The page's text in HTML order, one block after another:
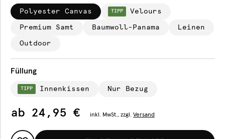
Polyester Canvas TIPP Velours
Premium Samt Baumwoll-Panama Leinen
Outdoor
Füllung
TIPP Innenkissen Nur Bezug
ab 24,95 € inkl. MwSt., zzgl. Versand